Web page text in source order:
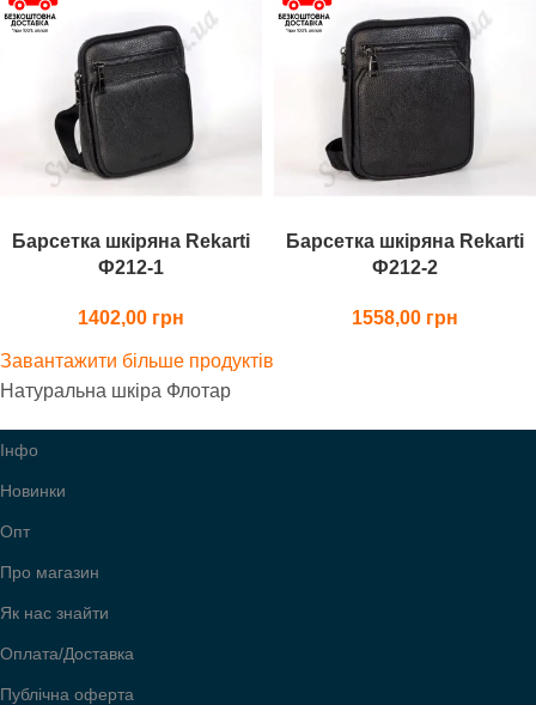
Барсетка шкіряна Rekarti
Ф212-1
1402,00
Барсетка шкіряна Rekarti
Ф212-2
1558,00
Завантажити більше продуктів
Натуральна шкіра Флотар
Інфо
Новинки
Опт
Про магазин
Як нас знайти
Оплата/Доставка
Публічна оферта